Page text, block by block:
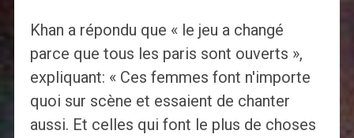
Khan a répondu que « le jeu a changé
parce que tous les paris sont ouverts »,
expliquant: « Ces femmes font n'importe
quoi sur scène et essaient de chanter
aussi. Et celles qui font le plus de choses